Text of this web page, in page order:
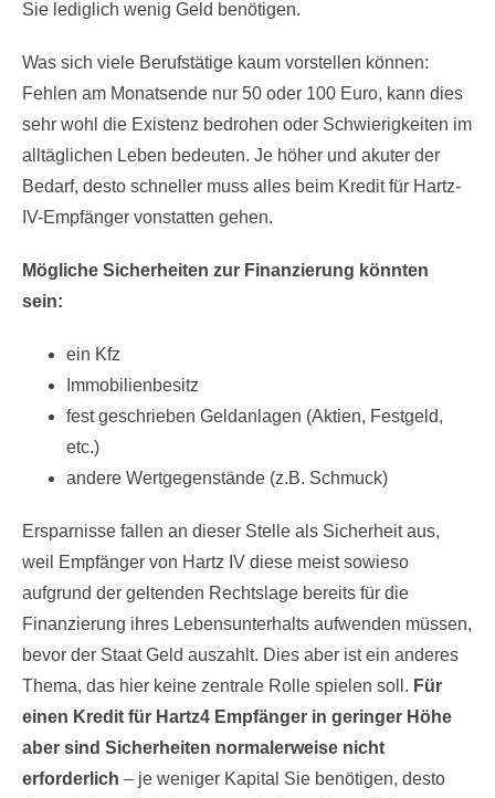
Sie lediglich wenig Geld benötigen.
Was sich viele Berufstätige kaum vorstellen können:
Fehlen am Monatsende nur 50 oder 100 Euro, kann dies
sehr wohl die Existenz bedrohen oder Schwierigkeiten im
alltäglichen Leben bedeuten. Je höher und akuter der
Bedarf, desto schneller muss alles beim Kredit für Hartz-
IV-Empfänger vonstatten gehen.
Mögliche Sicherheiten zur Finanzierung könnten
sein:
ein Kfz
Immobilienbesitz
fest geschrieben Geldanlagen (Aktien, Festgeld,
etc.)
andere Wertgegenstände (z.B. Schmuck)
Ersparnisse fallen an dieser Stelle als Sicherheit aus,
weil Empfänger von Hartz IV diese meist sowieso
aufgrund der geltenden Rechtslage bereits für die
Finanzierung ihres Lebensunterhalts aufwenden müssen,
bevor der Staat Geld auszahlt. Dies aber ist ein anderes
Thema, das hier keine zentrale Rolle spielen soll. Für
einen Kredit für Hartz4 Empfänger in geringer Höhe
aber sind Sicherheiten normalerweise nicht
erforderlich – je weniger Kapital Sie benötigen, desto